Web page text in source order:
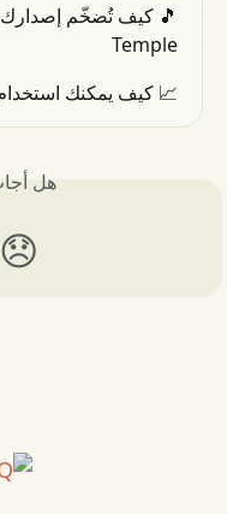
🎵 كيف تُضخّم إصدارك
Temple
📈 كيف يمكنك
هل
😞